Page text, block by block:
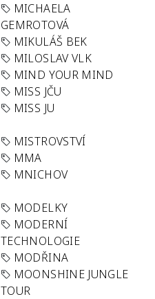
MICHAELA
GEMROTOVÁ
MIKULÁŠ BEK
MILOSLAV VLK
MIND YOUR MIND
MISS JČU
MISS JU
MISTROVSTVÍ
MMA
MNICHOV
MODELKY
MODERNÍ
TECHNOLOGIE
MODŘINA
MOONSHINE JUNGLE
TOUR